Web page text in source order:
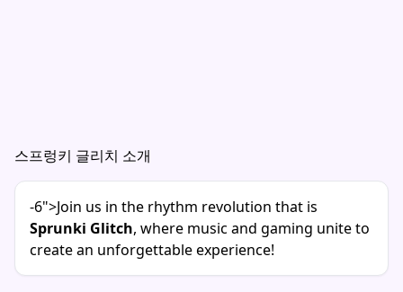
스프렁키 글리치 소개
-6">Join us in the rhythm revolution that is
Sprunki Glitch, where music and gaming unite to
create an unforgettable experience!